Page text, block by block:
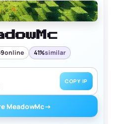
online 41%similar
COPY IP
MeadowMc→